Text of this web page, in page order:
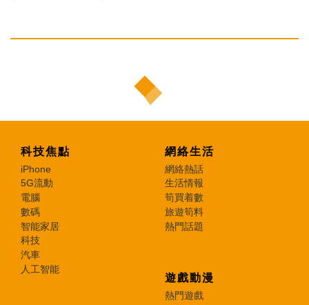
科技焦點
iPhone
5G流動
電腦
數碼
智能家居
科技
汽車
人工智能
網絡生活
網絡熱話
生活情報
筍買着數
旅遊筍料
熱門話題
遊戲動漫
熱門遊戲